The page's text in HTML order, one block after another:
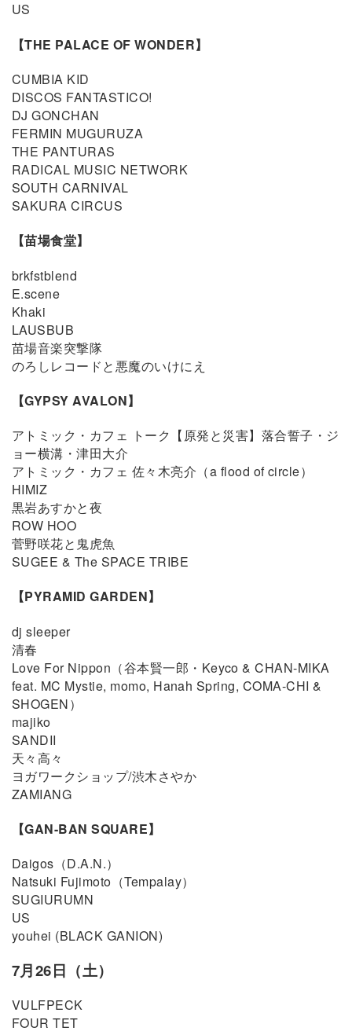
US
【THE PALACE OF WONDER】
CUMBIA KID
DISCOS FANTASTICO!
DJ GONCHAN
FERMIN MUGURUZA
THE PANTURAS
RADICAL MUSIC NETWORK
SOUTH CARNIVAL
SAKURA CIRCUS
【苗場食堂】
brkfstblend
E.scene
Khaki
LAUSBUB
苗場音楽突撃隊
のろしレコードと悪魔のいけにえ
【GYPSY AVALON】
アトミック・カフェ トーク【原発と災害】落合誓子・ジ
ョー横溝・津田大介
アトミック・カフェ 佐々木亮介（a flood of circle）
HIMIZ
黒岩あすかと夜
ROW HOO
菅野咲花と鬼虎魚
SUGEE & The SPACE TRIBE
【PYRAMID GARDEN】
dj sleeper
清春
Love For Nippon（谷本賢一郎・Keyco & CHAN-MIKA
feat. MC Mystie, momo, Hanah Spring, COMA-CHI &
SHOGEN）
majiko
SANDII
天々高々
ヨガワークショップ/渋木さやか
ZAMIANG
【GAN-BAN SQUARE】
Daigos（D.A.N.）
Natsuki Fujimoto（Tempalay）
SUGIURUMN
US
youhei (BLACK GANION)
7月26日（土）
VULFPECK
FOUR TET